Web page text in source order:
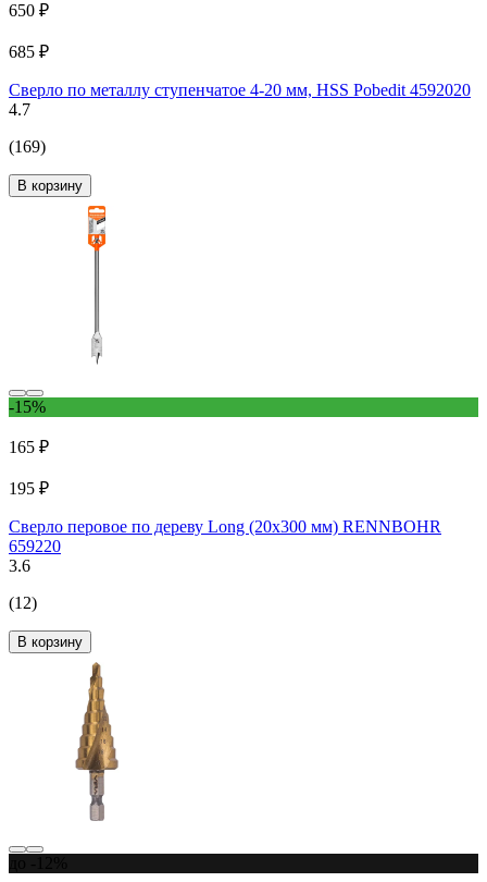
650 ₽
685 ₽
Сверло по металлу ступенчатое 4-20 мм, HSS Pobedit 4592020
4.7
(169)
В корзину
-15%
165 ₽
195 ₽
Сверло перовое по дереву Long (20х300 мм) RENNBOHR
659220
3.6
(12)
В корзину